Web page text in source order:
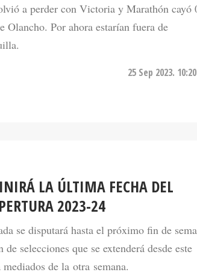
a perder con Victoria y Marathón cayó
Olancho. Por ahora estarían fuera de
25 Sep 2023.
LA ÚLTIMA FECHA DEL
2023-24
se disputará hasta el próximo fin de
selecciones que se extenderá desde este
de la otra semana.